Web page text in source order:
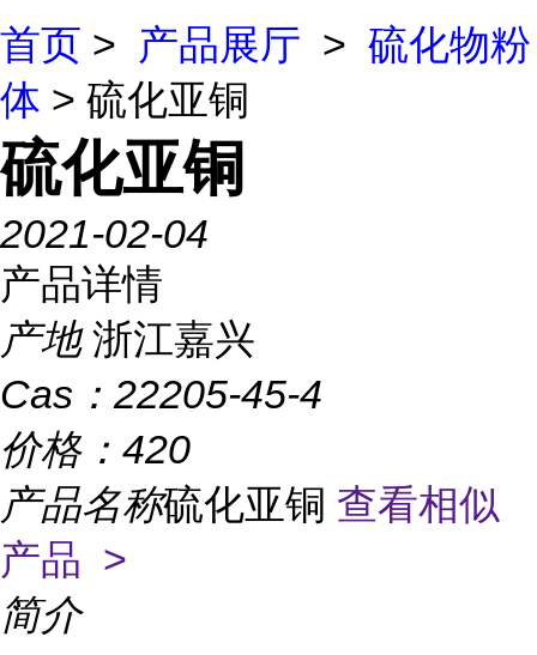
首页 > 产品展厅 > 硫化物粉
体 > 硫化亚铜
硫化亚铜
2021-02-04
产品详情
产地 浙江嘉兴
Cas： 22205-45-4
价格： 420
产品名称硫化亚铜 查看相似
产品 >
简介